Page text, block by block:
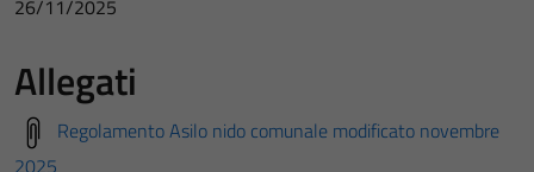
26/11/2025
Allegati
Regolamento Asilo nido comunale modificato novembre
2025